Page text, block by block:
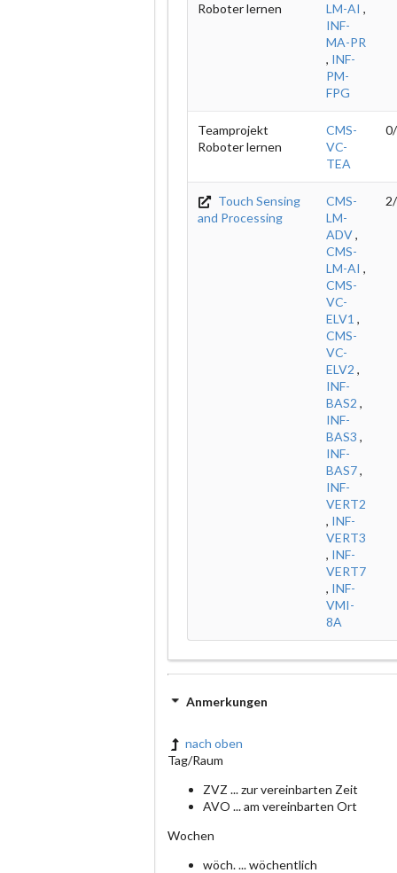
Roboter lernen
LM-AI ,
INF-
MA-PR
, INF-
PM-
FPG
Teamprojekt
Roboter lernen
CMS-
VC-
TEA
Touch Sensing
and Processing
CMS-
LM-
ADV,
CMS-
LM-AI ,
CMS-
VC-
ELV1 ,
CMS-
VC-
ELV2 ,
INF-
BAS2 ,
INF-
BAS3 ,
INF-
BAS7,
INF-
VERT2
, INF-
VERT3
, INF-
VERT7
, INF-
VMI-
8A
Anmerkungen
nach oben
Tag/Raum
ZVZ ... zur vereinbarten Zeit
AVO ... am vereinbarten Ort
Wochen
wöch. ... wöchentlich